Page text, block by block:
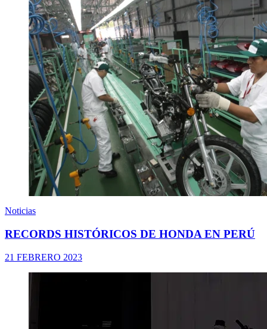
Noticias
RECORDS HISTÓRICOS DE HONDA EN PERÚ
21 FEBRERO 2023